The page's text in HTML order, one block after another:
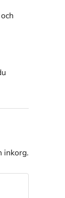
inkorg.